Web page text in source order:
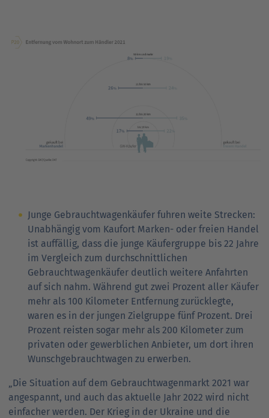
Junge Gebrauchtwagenkäufer fuhren weite Strecken:
Unabhängig vom Kaufort Marken- oder freien Handel
ist auffällig, dass die junge Käufergruppe bis 22 Jahre
im Vergleich zum durchschnittlichen
Gebrauchtwagenkäufer deutlich weitere Anfahrten
auf sich nahm. Während gut zwei Prozent aller Käufer
mehr als 100 Kilometer Entfernung zurücklegte,
waren es in der jungen Zielgruppe fünf Prozent. Drei
Prozent reisten sogar mehr als 200 Kilometer zum
privaten oder gewerblichen Anbieter, um dort ihren
Wunschgebrauchtwagen zu erwerben.
„Die Situation auf dem Gebrauchtwagenmarkt 2021 war
angespannt, und auch das aktuelle Jahr 2022 wird nicht
einfacher werden. Der Krieg in der Ukraine und die